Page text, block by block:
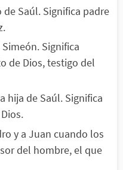
Saúl. Significa padre
Significa
de Dios, testigo del
hija de Saúl. Significa
y a Juan cuando los
del hombre, el que